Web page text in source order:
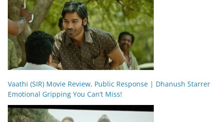
Vaathi (SIR) Movie Review, Public Response | Dhanush Starrer
Emotional Gripping You Can’t Miss!